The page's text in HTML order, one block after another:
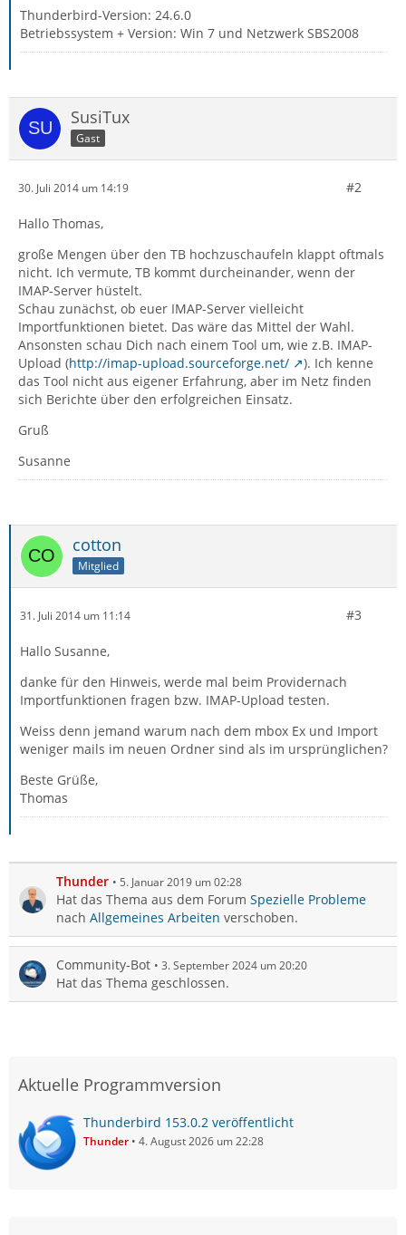
Thunderbird-Version: 24.6.0
Betriebssystem + Version: Win 7 und Netzwerk SBS2008
SusiTux
Gast
30. Juli 2014 um 14:19 #2
Hallo Thomas,
große Mengen über den TB hochzuschaufeln klappt oftmals
nicht. Ich vermute, TB kommt durcheinander, wenn der
IMAP-Server hüstelt.
Schau zunächst, ob euer IMAP-Server vielleicht
Importfunktionen bietet. Das wäre das Mittel der Wahl.
Ansonsten schau Dich nach einem Tool um, wie z.B. IMAP-
Upload (http://imap-upload.sourceforge.net/
). Ich kenne
das Tool nicht aus eigener Erfahrung, aber im Netz finden
sich Berichte über den erfolgreichen Einsatz.
Gruß
Susanne
cotton
Mitglied
31. Juli 2014 um 11:14 #3
Hallo Susanne,
danke für den Hinweis, werde mal beim Providernach
Importfunktionen fragen bzw. IMAP-Upload testen.
Weiss denn jemand warum nach dem mbox Ex und Import
weniger mails im neuen Ordner sind als im ursprünglichen?
Beste Grüße,
Thomas
Thunder 5. Januar 2019 um 02:28
Hat das Thema aus dem Forum Spezielle Probleme
nach Allgemeines Arbeiten verschoben.
Community-Bot 3. September 2024 um 20:20
Hat das Thema geschlossen.
Aktuelle Programmversion
Thunderbird 153.0.2 veröffentlicht
Thunder 4. August 2026 um 22:28